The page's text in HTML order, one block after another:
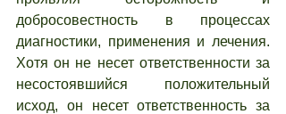
добросовестность в процессах
диагностики, применения и лечения.
Хотя он не несет ответственности за
несостоявшийся положительный
исход, он несет ответственность за